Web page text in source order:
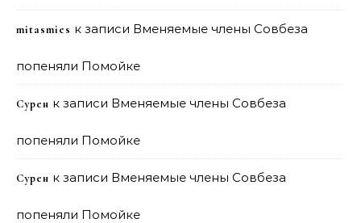
mitasmies к записи Вменяемые члены Совбеза
попеняли Помойке
Сурен к записи Вменяемые члены Совбеза
попеняли Помойке
Сурен к записи Вменяемые члены Совбеза
попеняли Помойке